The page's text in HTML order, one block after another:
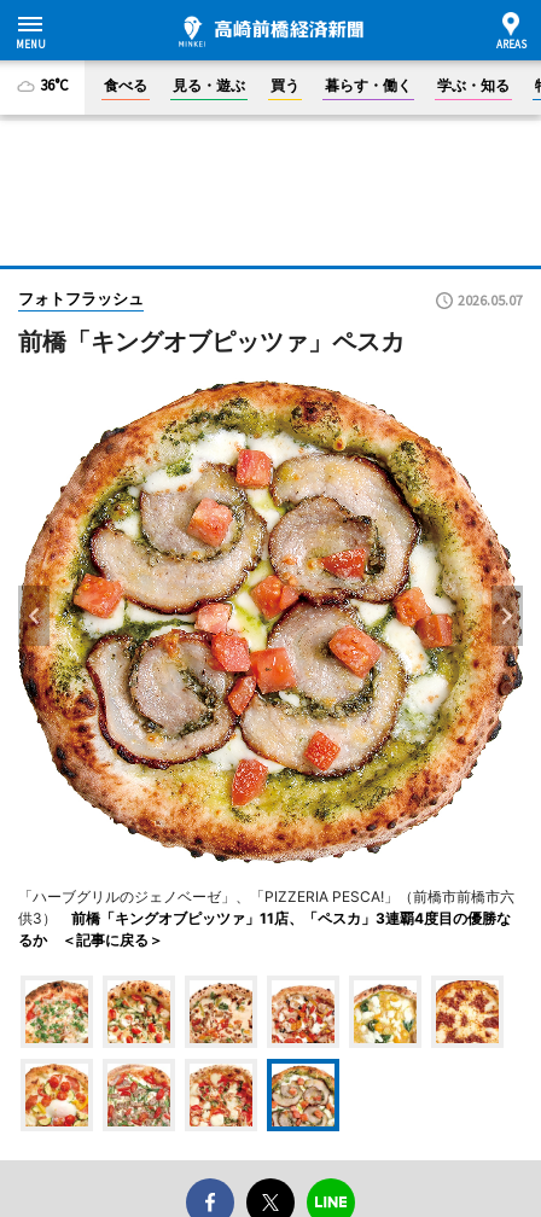
36°C 食べる 見る・遊ぶ 買う 暮らす・働く 学ぶ・知る
フォトフラッシュ 2026.05.07
前橋「キングオブピッツァ」ペスカ
「ハーブグリルのジェノベーゼ」、「PIZZERIA PESCA!」（前橋市前橋市六
供3） 前橋「キングオブピッツァ」11店、「ペスカ」3連覇4度目の優勝な
るか ＜記事に戻る＞